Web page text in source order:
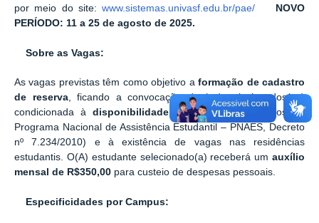
por meio do site: www.sistemas.univasf.edu.br/pae/
NOVO
PERÍODO: 11 a 25 de agosto de 2025.
Sobre as Vagas:
As vagas previstas têm como objetivo aformação de cadastro
de reserva, ficando a convocação dos(as) selecionados(as)
condicionada à disponibilidade orçamentária(recursos do
Programa Nacional de Assistência Estudantil – PNAES, Decreto
nº 7.234/2010) e à existência de vagas nas residências
estudantis. O(A) estudante selecionado(a) receberá um auxílio
mensal de R$350,00 para custeio de despesas pessoais.
Especificidades por Campus: